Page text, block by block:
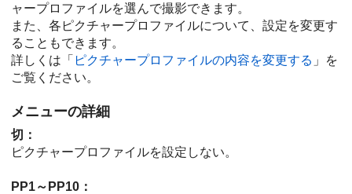
ャープロファイルを選んで撮影できます。
また、各ピクチャープロファイルについて、設定を変更す
ることもできます。
詳しくは「 ピクチャープロファイルの内容を変更する 」を
ご覧ください。
メニューの詳細
切：
ピクチャープロファイルを設定しない。
PP1～PP10：